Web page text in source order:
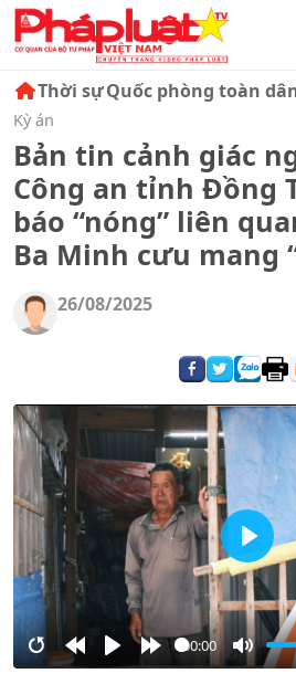
Thời sựQuốc phòng toàn
Kỳ án
Bản tin cảnh giác
Công an tỉnh Đồng
báo “nóng” liên
Ba Minh cưu mang
26/08/2025
RestartRewind
PlayForward
00:00
Mute
Play